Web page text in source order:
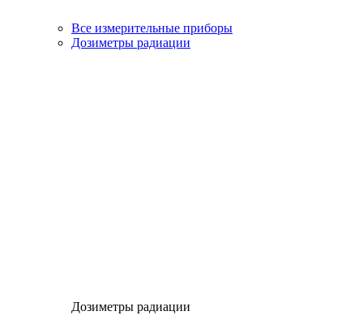
Все измерительные приборы
Дозиметры радиации
Дозиметры радиации